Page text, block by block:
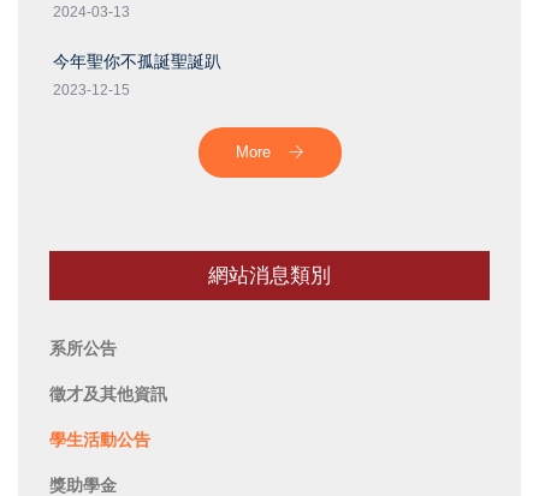
2024-03-13
今年聖你不孤誕聖誕趴
2023-12-15
More
網站消息類別
系所公告
徵才及其他資訊
學生活動公告
獎助學金